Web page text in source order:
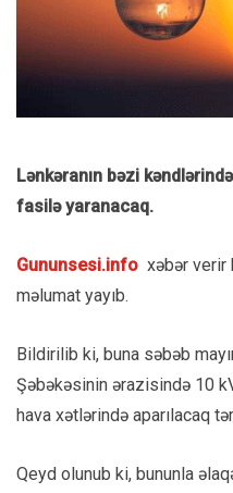
Lənkəranın bəzi
fasilə yaranacaq.
Gununsesi.info xəbər verir
məlumat yayıb.
Bildirilib ki, buna səbəb
Şəbəkəsinin ərazisində 10
hava xətlərində aparılacaq
Qeyd olunub ki, bununla